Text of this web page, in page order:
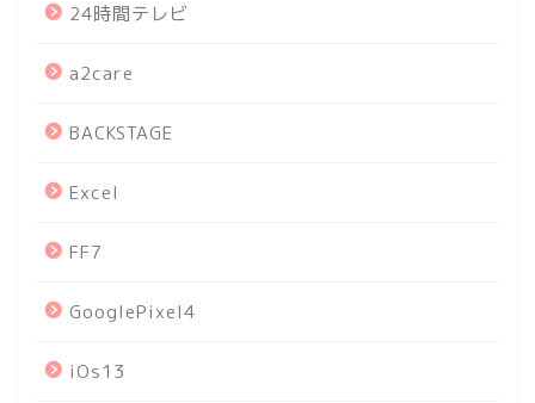
24時間テレビ
a2care
BACKSTAGE
Excel
FF7
GooglePixel4
iOs13